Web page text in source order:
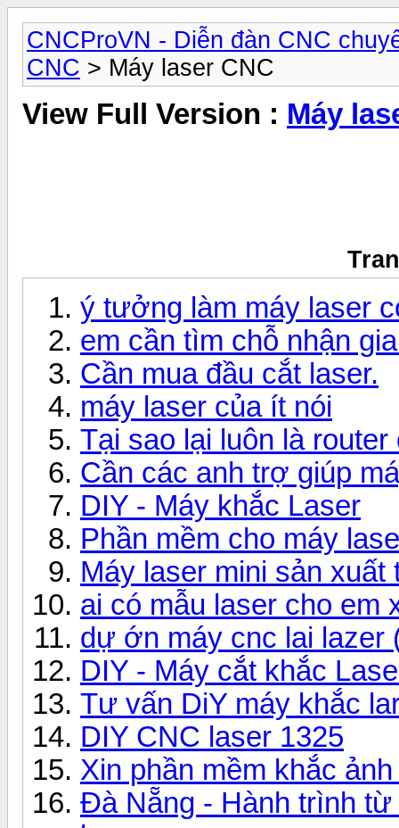
CNCProVN - Diễn đàn CNC
CNC > Máy laser CNC
View Full Version : Máy
ý tưởng làm máy laser
em cần tìm chỗ nhận
Cần mua đầu cắt laser.
máy laser của ít nói
Tại sao lại luôn là
Cần các anh trợ giúp
DIY - Máy khắc Laser
Phần mềm cho máy
Máy laser mini sản xuất
ai có mẫu laser cho em
dự ớn máy cnc lai lazer
DIY - Máy cắt khắc
Tư vấn DiY máy khắc
DIY CNC laser 1325
Xin phần mềm khắc
Đà Nẵng - Hành trình